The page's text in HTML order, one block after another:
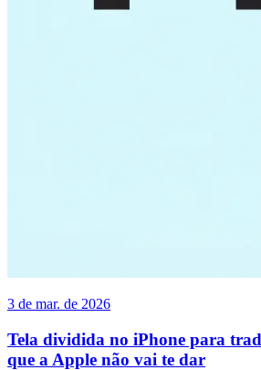
3 de mar. de 2026
Tela dividida no iPhone para
que a Apple não vai te dar